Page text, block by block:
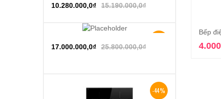
Bếp
15.190.000,0₫
10.280.000,0₫
Thêm vào giỏ hàng
25.800.000,0₫
17.000.000,0₫
-44%